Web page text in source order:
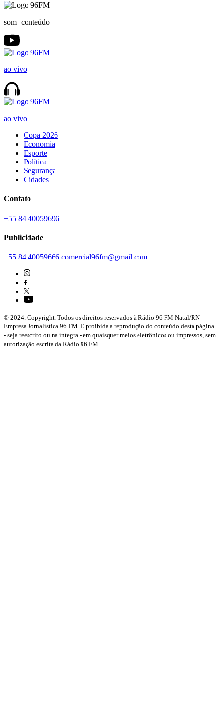
som+conteúdo
ao vivo
ao vivo
Copa 2026
Economia
Esporte
Política
Segurança
Cidades
Contato
+55 84 40059696
Publicidade
+55 84 40059666 comercial96fm@gmail.com
© 2024. Copyright. Todos os direitos reservados à Rádio 96 FM Natal/RN -
Empresa Jornalística 96 FM. É proibida a reprodução do conteúdo desta página
- seja reescrito ou na íntegra - em quaisquer meios eletrônicos ou impressos, sem
autorização escrita da Rádio 96 FM.